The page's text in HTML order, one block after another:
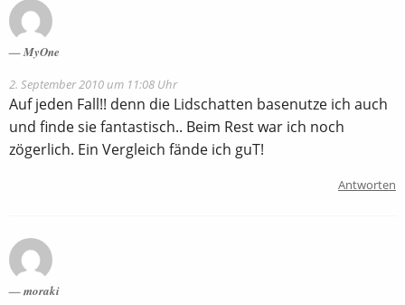
MyOne
2. September 2010 um 11:08 Uhr
Auf jeden Fall!! denn die Lidschatten basenutze ich auch
und finde sie fantastisch.. Beim Rest war ich noch
zögerlich. Ein Vergleich fände ich guT!
Antworten
moraki